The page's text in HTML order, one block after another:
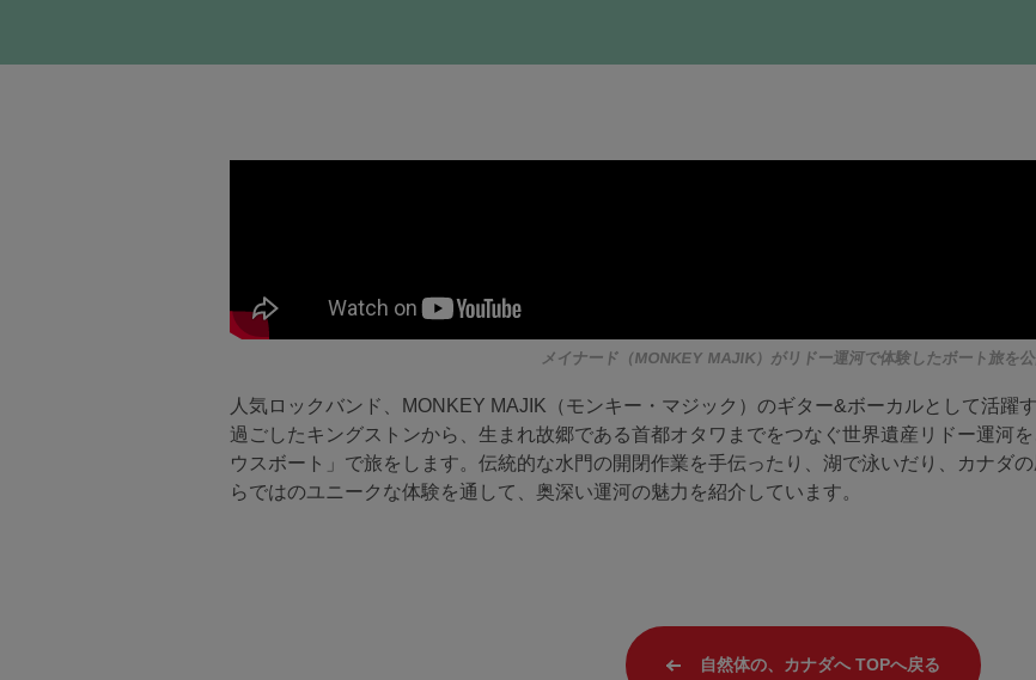
メイナード（MONKEY MAJIK）がリドー運河で体験したボート旅を
人気ロックバンド、MONKEY MAJIK（モンキー・マジック）のギター&ボーカルとして活躍
過ごしたキングストンから、生まれ故郷である首都オタワまでをつなぐ世界遺産リドー運河
ウスボート」で旅をします。伝統的な水門の開閉作業を手伝ったり、湖で泳いだり、カナダ
らではのユニークな体験を通して、奥深い運河の魅力を紹介しています。
自然体の、カナダへ TOPへ戻る